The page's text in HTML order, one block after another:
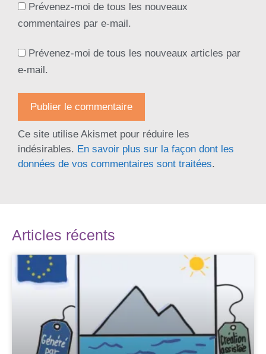
Prévenez-moi de tous les nouveaux
commentaires par e-mail.
Prévenez-moi de tous les nouveaux articles par
e-mail.
Ce site utilise Akismet pour réduire les
indésirables. En savoir plus sur la façon dont les
données de vos commentaires sont traitées.
Articles récents